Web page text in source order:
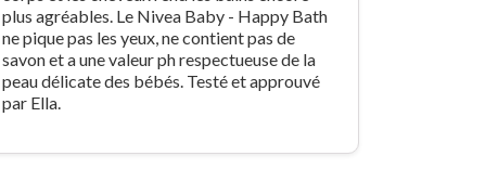
plus agréables. Le Nivea Baby - Happy Bath
ne pique pas les yeux, ne contient pas de
savon et a une valeur ph respectueuse de la
peau délicate des bébés. Testé et approuvé
par Ella.